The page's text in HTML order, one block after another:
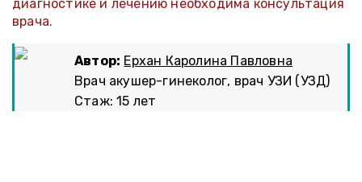
диагностике и лечению необходима консультация
врача.
Автор: Ерхан Каролина Павловна
Врач акушер-гинеколог, врач УЗИ (УЗД)
Стаж: 15 лет